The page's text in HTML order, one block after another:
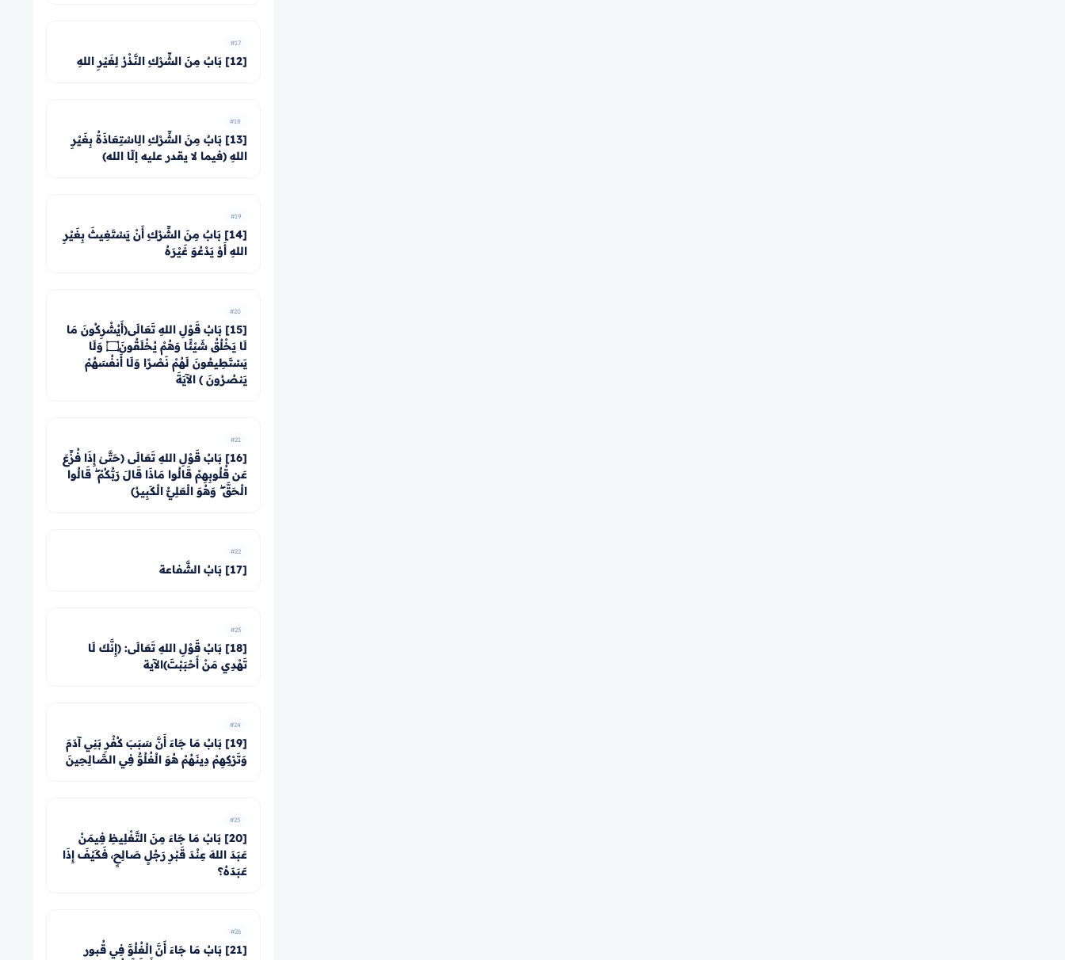
#17
[12] بَابٌ مِنَ الشِّرْكِ النَّذْرُ لِغَيْرِ اللهِ
#18
[13] بَابٌ مِنَ الشِّرْكِ الِاسْتِعَاذَةُ بِغَيْرِ
اللهِ (فيما لا يقدر عليه إلّا الله)
#19
[14] بَابٌ مِنَ الشِّرْكِ أَنْ يَسْتَغِيثَ بِغَيْرِ
اللهِ أَوْ يَدْعُوَ غَيْرَهُ
#20
[15] بَابُ قَوْلِ اللهِ تَعَالَى﴿أَيُشْرِكُونَ مَا
لَا يَخْلُقُ شَيْئًا وَهُمْ يُخْلَقُونَ۝ وَلَا
يَسْتَطِيعُونَ لَهُمْ نَصْرًا وَلَا أَنفُسَهُمْ
يَنصُرُونَ ﴾ الآيَةَ
#21
[16] بَابُ قَوْلِ اللهِ تَعَالَى ﴿حَتَّىٰ إِذَا فُزِّعَ
عَن قُلُوبِهِمْ قَالُوا مَاذَا قَالَ رَبُّكُمْ ۖ قَالُوا
الْحَقَّ ۖ وَهُوَ الْعَلِيُّ الْكَبِيرُ﴾
#22
[17] بَابُ الشَّفاعة
#23
[18] بَابُ قَوْلِ اللهِ تَعَالَى: ﴿إِنَّكَ لَا
تَهْدِي مَنْ أَحْبَبْتَ﴾الآية
#24
[19] بَابُ مَا جَاءَ أَنَّ سَبَبَ كُفْرِ بَنِي آدَمَ
وَتَرْكِهِمْ دِينَهُمْ هُوَ الْغُلُوُّ فِي الصَّالِحِينَ
#25
[20] بَابُ مَا جَاءَ مِنَ التَّغْلِيظِ فِيمَنْ
عَبَدَ اللهَ عِنْدَ قَبْرِ رَجُلٍ صَالِحٍ، فَكَيْفَ إِذَا
عَبَدَهُ؟
#26
[21] بَابُ مَا جَاءَ أَنَّ الْغُلُوَّ فِي قُبور